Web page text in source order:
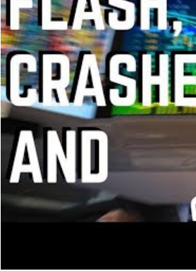
kelas pun. Duduk diam-diam
Jika benar mereka jadi kaya
diorang buat live trading depan
keluar hari ni, untung.
Aku nak lihat sendiri adakah
kerana trading. Nama-nama
Kebanyatakan sifu-sifu saham